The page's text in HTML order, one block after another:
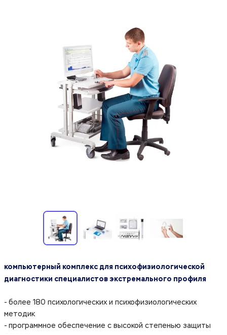
компьютерный комплекс для психофизиологической
диагностики специалистов экстремального профиля
- более 180 психологических и психофизиологических
методик
- программное обеспечение с высокой степенью защиты